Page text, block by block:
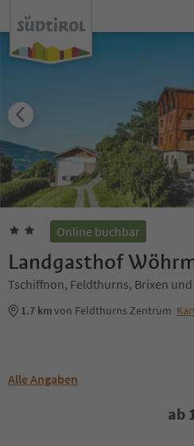
Online buchbar
Landgasthof
Tschiffnon, Feldthurns, Brixen
1.7 kmvon Feldthurns Zentrum
Alle Angaben
ab